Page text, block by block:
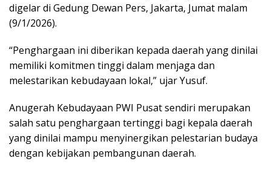
digelar di Gedung Dewan Pers, Jakarta, Jumat malam
(9/1/2026).
“Penghargaan ini diberikan kepada daerah yang dinilai
memiliki komitmen tinggi dalam menjaga dan
melestarikan kebudayaan lokal,” ujar Yusuf.
Anugerah Kebudayaan PWI Pusat sendiri merupakan
salah satu penghargaan tertinggi bagi kepala daerah
yang dinilai mampu menyinergikan pelestarian budaya
dengan kebijakan pembangunan daerah.